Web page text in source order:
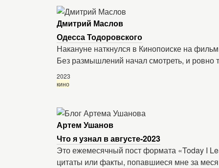
Дмитрий Маслов
Одесса Тодоровского
Накануне наткнулся в Кинопоиске на
Без размышлений начал смотреть, и ровно
2023
кино
Артем Ушанов
Что я узнал в августе-2023
Это ежемесячный пост формата «Today I
цитаты или факты, попавшиеся мне за